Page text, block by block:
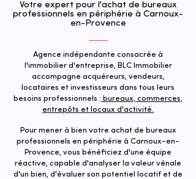
Votre expert pour l'achat de bureaux
professionnels en périphérie à Carnoux-
en-Provence
Agence indépendante consacrée à
l'immobilier d'entreprise, BLC Immobilier
accompagne acquéreurs, vendeurs,
locataires et investisseurs dans tous leurs
besoins professionnels : bureaux, commerces,
entrepôts et locaux d'activité.
Pour mener à bien votre achat de bureaux
professionnels en périphérie à Carnoux-en-
Provence, vous bénéficiez d'une équipe
réactive, capable d'analyser la valeur vénale
d'un bien, d'évaluer son potentiel locatif et de